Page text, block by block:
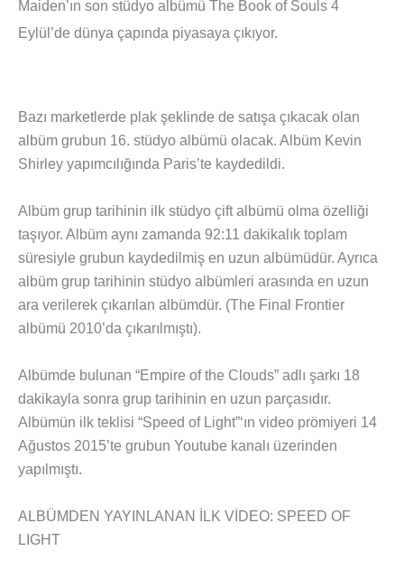
Maiden’ın son stüdyo albümü The Book of Souls 4
Eylül’de dünya çapında piyasaya çıkıyor.
Bazı marketlerde plak şeklinde de satışa çıkacak olan
albüm grubun 16. stüdyo albümü olacak. Albüm Kevin
Shirley yapımcılığında Paris’te kaydedildi.
Albüm grup tarihinin ilk stüdyo çift albümü olma özelliği
taşıyor. Albüm aynı zamanda 92:11 dakikalık toplam
süresiyle grubun kaydedilmiş en uzun albümüdür. Ayrıca
albüm grup tarihinin stüdyo albümleri arasında en uzun
ara verilerek çıkarılan albümdür. (The Final Frontier
albümü 2010’da çıkarılmıştı).
Albümde bulunan “Empire of the Clouds” adlı şarkı 18
dakikayla sonra grup tarihinin en uzun parçasıdır.
Albümün ilk teklisi “Speed of Light”‘ın video prömiyeri 14
Ağustos 2015’te grubun Youtube kanalı üzerinden
yapılmıştı.
ALBÜMDEN YAYINLANAN İLK VİDEO: SPEED OF
LIGHT